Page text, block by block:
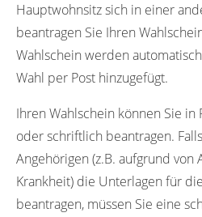
Hauptwohnsitz sich in einer
beantragen Sie Ihren
Wahlschein werden
Wahl per Post hinzugefügt.
Ihren Wahlschein können Sie
oder schriftlich beantragen.
Angehörigen (z.B. aufgrund
Krankheit) die Unterlagen für
beantragen, müssen Sie eine